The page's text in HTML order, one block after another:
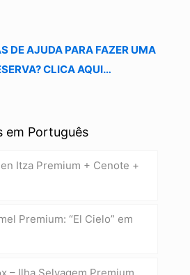
DE AJUDA PARA FAZER UMA
CLICA AQUI…
Português
Itza Premium + Cenote +
Premium: “El Cielo” em